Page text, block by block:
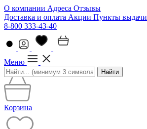
О компании Адреса Отзывы
Доставка и оплата Акции Пункты выдачи
8-800 333-43-40
Меню
Найти
Корзина